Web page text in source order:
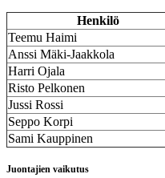
Henkilö
Teemu Haimi
Anssi Mäki-Jaakkola
Harri Ojala
Risto Pelkonen
Jussi Rossi
Seppo Korpi
Sami Kauppinen
Juontajien vaikutus